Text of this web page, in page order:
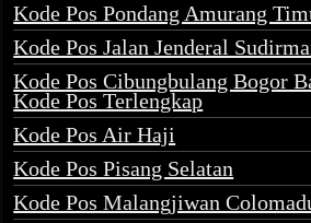
Kode Pos Pondang Amurang
Kode Pos Jalan Jenderal
Kode Pos Cibungbulang Bogor
Kode Pos Terlengkap
Kode Pos Air Haji
Kode Pos Pisang Selatan
Kode Pos Malangjiwan